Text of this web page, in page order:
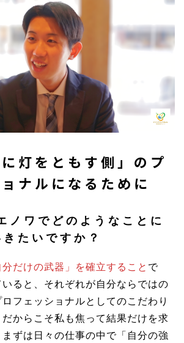
に灯をともす側」のプ
ナルになるために
ノワでどのようなことに
たいですか？
だけの武器」を確立すること で
ると、それぞれが自分ならではの
フェッショナルとしてのこだわり
からこそ私も焦って結果だけを求
ずは日々の仕事の中で「自分の強